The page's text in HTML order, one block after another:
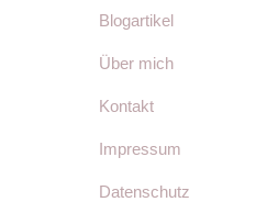
Blogartikel
Über mich
Kontakt
Impressum
Datenschutz